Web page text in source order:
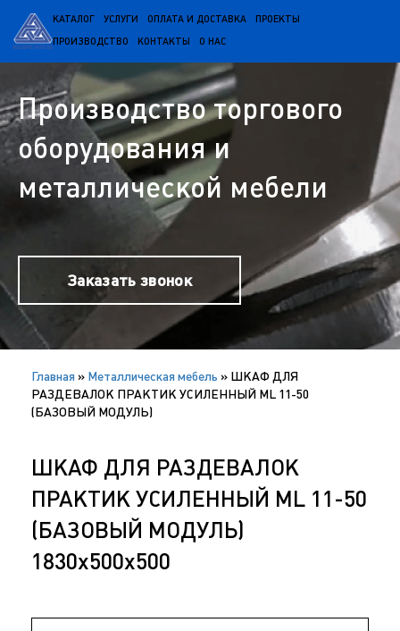
КАТАЛОГ УСЛУГИ ОПЛАТА И ДОСТАВКА ПРОЕКТЫ
ПРОИЗВОДСТВО КОНТАКТЫ О НАС
Производство торгового
оборудования и
металлической мебели
Заказать звонок
Главная » Металлическая мебель » ШКАФ ДЛЯ
РАЗДЕВАЛОК ПРАКТИК УСИЛЕННЫЙ ML 11-50
(БАЗОВЫЙ МОДУЛЬ)
ШКАФ ДЛЯ РАЗДЕВАЛОК
ПРАКТИК УСИЛЕННЫЙ ML 11-50
(БАЗОВЫЙ МОДУЛЬ)
1830x500x500